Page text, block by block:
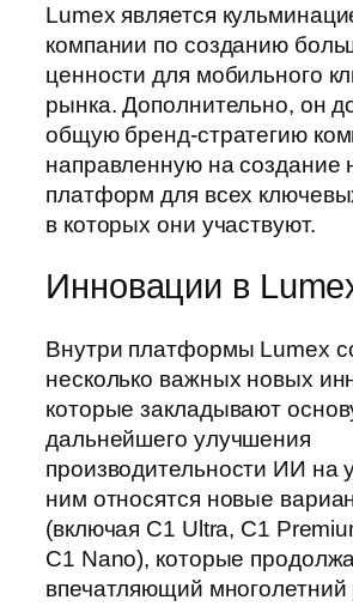
Lumex является
компании по созданию
ценности для мобильного
рынка. Дополнительно, он
общую бренд-стратегию
направленную на создание
платформ для всех
в которых они участвуют.
Инновации в
Внутри платформы Lumex
несколько важных новых
которые закладывают
дальнейшего улучшения
производительности ИИ на
ним относятся новые
(включая C1 Ultra, C1
C1 Nano), которые
впечатляющий многолетний